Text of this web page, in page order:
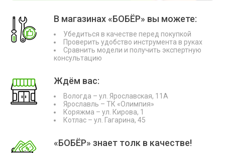
В магазинах «БОБЁР» вы можете:
Убедиться в качестве перед покупкой
Проверить удобство инструмента в руках
Сравнить модели и получить экспертную
консультацию
Ждём вас:
Вологда – ул. Ярославская, 11А
Ярославль – ТК «Олимпия»
Коряжма – ул. Кирова, 1
Котлас – ул. Гагарина, 45
«БОБЁР» знает толк в качестве!